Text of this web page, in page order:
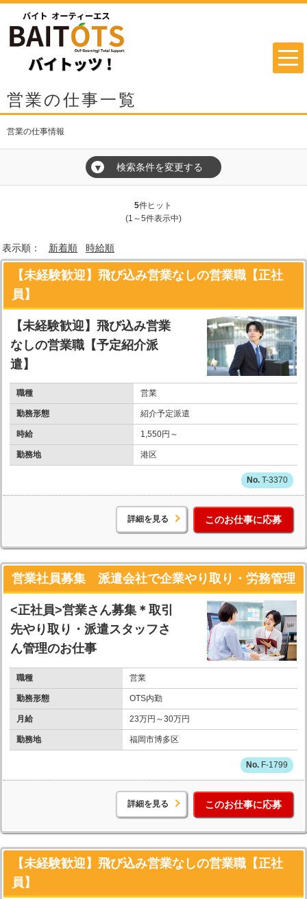
営業の仕事一覧
営業の仕事情報
▼ 検索条件を変更する
5件ヒット
(1～5件表示中)
表示順： 新着順 時給順
【未経験歓迎】飛び込み営業なしの営業職【正社
員】
【未経験歓迎】飛び込み営業
なしの営業職【予定紹介派
遣】
職種 営業
勤務形態 紹介予定派遣
時給 1,550円～
勤務地 港区
T-3370
詳細を見る このお仕事に応募
営業社員募集 派遣会社で企業やり取り・労務管理
<正社員>営業さん募集＊取引
先やり取り・派遣スタッフさ
ん管理のお仕事
職種 営業
勤務形態 OTS内勤
月給 23万円～30万円
勤務地 福岡市博多区
F-1799
詳細を見る このお仕事に応募
【未経験歓迎】飛び込み営業なしの営業職【正社
員】